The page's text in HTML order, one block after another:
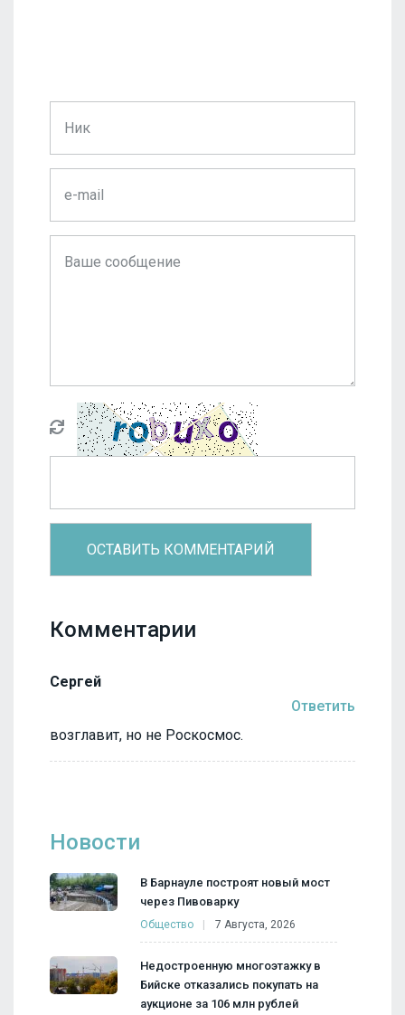
Комментарии
Сергей
Ответить
возглавит, но не Роскосмос.
Новости
В Барнауле построят новый мост
через Пивоварку
Общество 7 Августа, 2026
Недостроенную многоэтажку в
Бийске отказались покупать на
аукционе за 106 млн рублей